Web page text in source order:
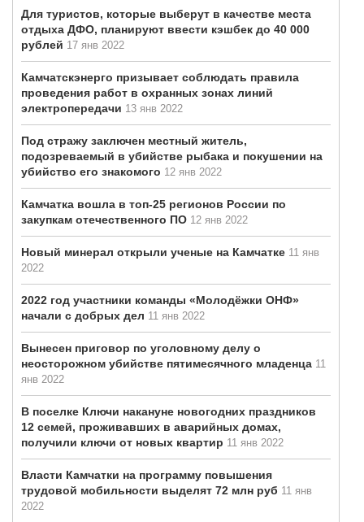
Для туристов, которые выберут в качестве места
отдыха ДФО, планируют ввести кэшбек до 40 000
рублей 17 янв 2022
Камчатскэнерго призывает соблюдать правила
проведения работ в охранных зонах линий
электропередачи 13 янв 2022
Под стражу заключен местный житель,
подозреваемый в убийстве рыбака и покушении на
убийство его знакомого 12 янв 2022
Камчатка вошла в топ-25 регионов России по
закупкам отечественного ПО 12 янв 2022
Новый минерал открыли ученые на Камчатке 11 янв
2022
2022 год участники команды «Молодёжки ОНФ»
начали с добрых дел 11 янв 2022
Вынесен приговор по уголовному делу о
неосторожном убийстве пятимесячного младенца 11
янв 2022
В поселке Ключи накануне новогодних праздников
12 семей, проживавших в аварийных домах,
получили ключи от новых квартир 11 янв 2022
Власти Камчатки на программу повышения
трудовой мобильности выделят 72 млн руб 11 янв
2022